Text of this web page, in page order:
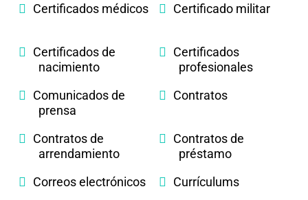
Certificados médicos
Certificado militar
Certificados de
nacimiento
Certificados
profesionales
Comunicados de
prensa
Contratos
Contratos de
arrendamiento
Contratos de
préstamo
Correos electrónicos
Currículums